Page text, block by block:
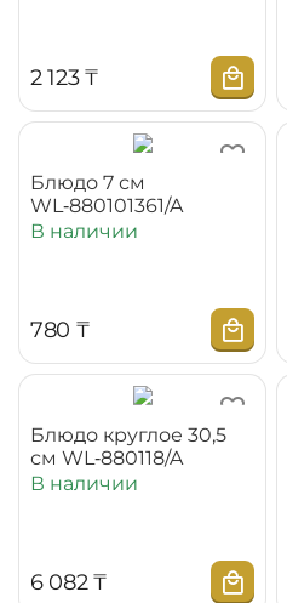
2 123 ₸
Блюдо 7 см
WL‑880101361/A
В наличии
‍780‍ ₸
Блюдо круглое 30,5
см WL‑880118/A
В наличии
6 082 ₸